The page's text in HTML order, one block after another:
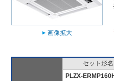
画像拡大
セット形名
PLZX-